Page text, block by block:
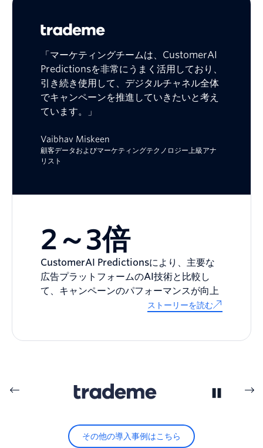
「マーケティングチームは、CustomerAI
Predictionsを非常にうまく活用しており、
引き続き使用して、デジタルチャネル全体
でキャンペーンを推進していきたいと考え
ています。」
Vaibhav Miskeen
顧客データおよびマーケティングテクノロジー上級アナ
リスト
2～3倍
CustomerAI Predictionsにより、主要な
広告プラットフォームのAI技術と比較し
て、キャンペーンのパフォーマンスが向上
ストーリーを読む
その他の導入事例はこちら